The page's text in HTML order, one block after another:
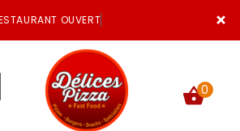
×
OUVERT
0